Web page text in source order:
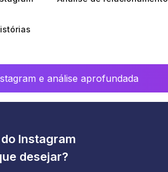
e análise aprofundada
Instagram
desejar?